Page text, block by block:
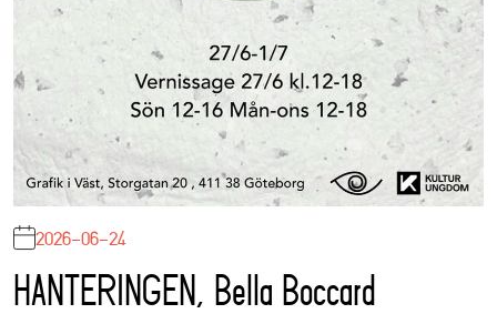
2026-06-24
HANTERINGEN, Bella Boccard